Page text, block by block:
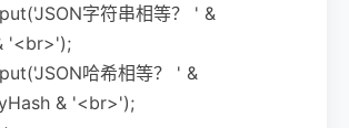
字符串相等？ ' &
'<br>');
哈希相等？ ' &
& '<br>');